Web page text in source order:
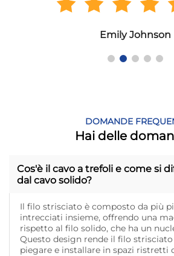
Emily Johnson
DOMANDE
Hai delle
Cos'è il cavo a trefoli e come si
dal cavo solido?
Il filo strisciato è composto da più
intrecciati insieme, offrendo una
rispetto al filo solido, che ha un
Questo design rende il filo
piegare e installare in spazi ristretti